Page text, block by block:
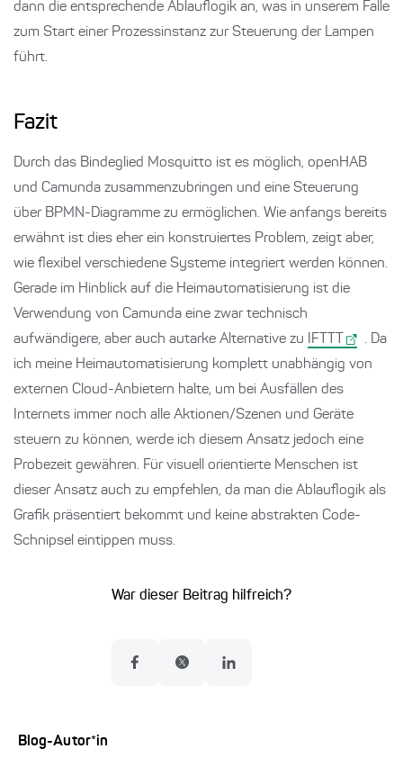
dann die entsprechende Ablauflogik an, was in unserem Falle
zum Start einer Prozessinstanz zur Steuerung der Lampen
führt.
Fazit
Durch das Bindeglied Mosquitto ist es möglich, openHAB
und Camunda zusammenzubringen und eine Steuerung
über BPMN-Diagramme zu ermöglichen. Wie anfangs bereits
erwähnt ist dies eher ein konstruiertes Problem, zeigt aber,
wie flexibel verschiedene Systeme integriert werden können.
Gerade im Hinblick auf die Heimautomatisierung ist die
Verwendung von Camunda eine zwar technisch
aufwändigere, aber auch autarke Alternative zu
IFTTT
. Da
ich meine Heimautomatisierung komplett unabhängig von
externen Cloud-Anbietern halte, um bei Ausfällen des
Internets immer noch alle Aktionen/Szenen und Geräte
steuern zu können, werde ich diesem Ansatz jedoch eine
Probezeit gewähren. Für visuell orientierte Menschen ist
dieser Ansatz auch zu empfehlen, da man die Ablauflogik als
Grafik präsentiert bekommt und keine abstrakten Code-
Schnipsel eintippen muss.
War dieser Beitrag hilfreich?
Blog-Autor*in